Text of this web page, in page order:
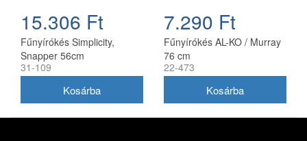
15.306 Ft
Fűnyírókés Simplicity,
Snapper 56cm
(1716695ASM)
31-109
7.290 Ft
Fűnyírókés AL-KO / Murray
76 cm
22-473